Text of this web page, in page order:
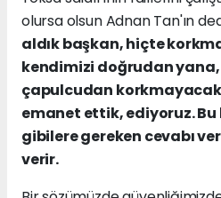
olursa olsun Adnan Tan'ın
aldık başkan, hiçte
kendimizi doğrudan
çapulcudan korkmayacak
emanet ettik, ediyoruz. Bu
gibilere gereken cevabı
verir.